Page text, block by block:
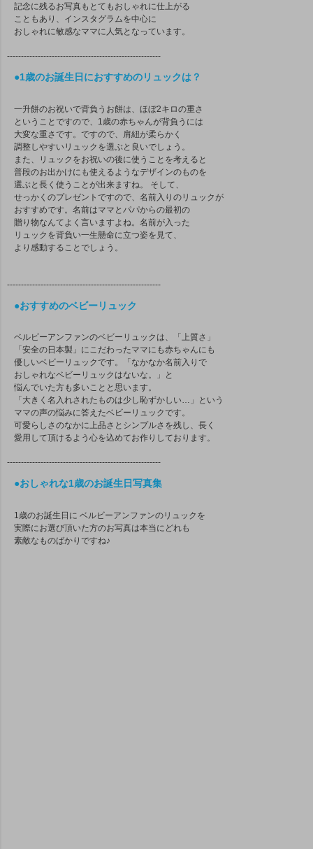
記念に残るお写真もとてもおしゃれに仕上がる
こともあり、インスタグラムを中心に
おしゃれに敏感なママに人気となっています。
-------------------------------------------------------
●1歳のお誕生日におすすめのリュックは？
一升餅のお祝いで背負うお餅は、ほぼ2キロの重さ
ということですので、1歳の赤ちゃんが背負うには
大変な重さです。ですので、肩紐が柔らかく
調整しやすいリュックを選ぶと良いでしょう。
また、リュックをお祝いの後に使うことを考えると
普段のお出かけにも使えるようなデザインのものを
選ぶと長く使うことが出来ますね。 そして、
せっかくのプレゼントですので、名前入りのリュックが
おすすめです。名前はママとパパからの最初の
贈り物なんてよく言いますよね。名前が入った
リュックを背負い一生懸命に立つ姿を見て、
より感動することでしょう。
-------------------------------------------------------
●おすすめのベビーリュック
ベルビーアンファンのベビーリュックは、「上質さ」
「安全の日本製」にこだわったママにも赤ちゃんにも
優しいベビーリュックです。「なかなか名前入りで
おしゃれなベビーリュックはないな。」と
悩んでいた方も多いことと思います。
「大きく名入れされたものは少し恥ずかしい…」という
ママの声の悩みに答えたベビーリュックです。
可愛らしさのなかに上品さとシンプルさを残し、長く
愛用して頂けるよう心を込めてお作りしております。
-------------------------------------------------------
●おしゃれな1歳のお誕生日写真集
1歳のお誕生日に ベルビーアンファンのリュックを
実際にお選び頂いた方のお写真は本当にどれも
素敵なものばかりですね♪